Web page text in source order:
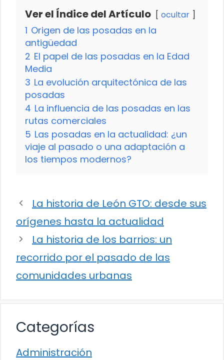
Ver el Índice del Artículo ocultar
1 Origen de las posadas en la
antigüedad
2 El papel de las posadas en la Edad
Media
3 La evolución arquitectónica de las
posadas
4 La influencia de las posadas en las
rutas comerciales
5 Las posadas en la actualidad: ¿un
viaje al pasado o una adaptación a
los tiempos modernos?
La historia de León GTO: desde sus
orígenes hasta la actualidad
La historia de los barrios: un
recorrido por el pasado de las
comunidades urbanas
Categorías
Administración